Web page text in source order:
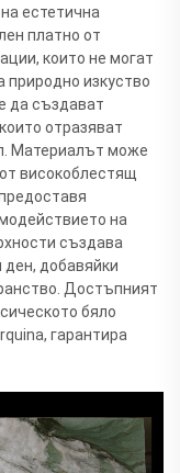
естетична
платно от
които не могат
природно изкуство
да създават
отразяват
Материалът може
високоблестящ
на
създава
добавяйки
Достъпният
бяло
гарантира